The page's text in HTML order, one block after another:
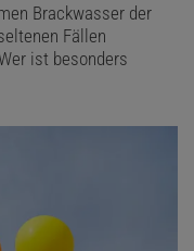
Brackwasser der
Fällen
ist besonders